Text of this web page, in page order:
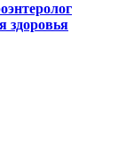
здоровья